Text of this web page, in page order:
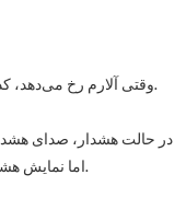
وقتی آلارم رخ می‌دهد، کد خطا و دما به طور متناوب نمایش داده می‌شوند.
در حالت هشدار، صدای
اما نمایش هشدار تا زمان رفع کامل حالت هشدار ادامه می‌یابد.